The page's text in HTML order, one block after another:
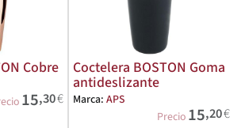
Cobre
15,30€
Coctelera BOSTON Goma
antideslizante
Marca: APS
Precio 15,20€